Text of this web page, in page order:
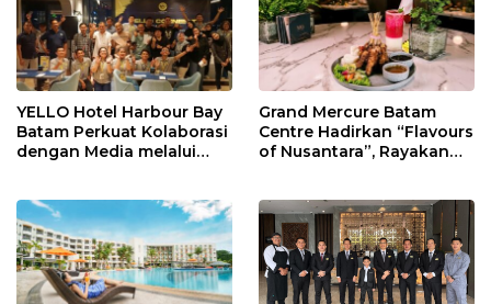
YELLO Hotel Harbour Bay
Batam Perkuat Kolaborasi
dengan Media melalui
Grand Mercure Batam
Centre Hadirkan “Flavours
of Nusantara”, Rayakan